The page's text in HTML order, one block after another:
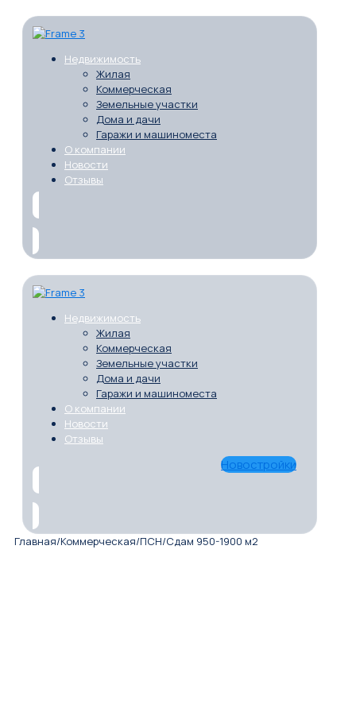
Недвижимость
Жилая
Коммерческая
Земельные участки
Дома и дачи
Гаражи и машиноместа
О компании
Новости
Отзывы
Недвижимость
Жилая
Коммерческая
Земельные участки
Дома и дачи
Гаражи и машиноместа
О компании
Новости
Отзывы
Новостройки
Главная/Коммерческая/ПСН/Сдам 950-1900 м2